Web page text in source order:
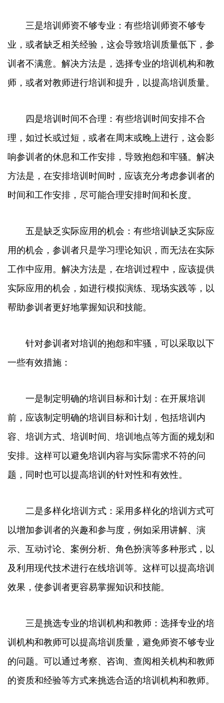
三是培训师资不够专业：有些培训师资不够专
业，或者缺乏相关经验，这会导致培训质量低下，参
训者不满意。解决方法是，选择专业的培训机构和教
师，或者对教师进行培训和提升，以提高培训质量。
四是培训时间不合理：有些培训时间安排不合
理，如过长或过短，或者在周末或晚上进行，这会影
响参训者的休息和工作安排，导致抱怨和牢骚。解决
方法是，在安排培训时间时，应该充分考虑参训者的
时间和工作安排，尽可能合理安排时间和长度。
五是缺乏实际应用的机会：有些培训缺乏实际应
用的机会，参训者只是学习理论知识，而无法在实际
工作中应用。解决方法是，在培训过程中，应该提供
实际应用的机会，如进行模拟演练、现场实践等，以
帮助参训者更好地掌握知识和技能。
针对参训者对培训的抱怨和牢骚，可以采取以下
一些有效措施：
一是制定明确的培训目标和计划：在开展培训
前，应该制定明确的培训目标和计划，包括培训内
容、培训方式、培训时间、培训地点等方面的规划和
安排。这样可以避免培训内容与实际需求不符的问
题，同时也可以提高培训的针对性和有效性。
二是多样化培训方式：采用多样化的培训方式可
以增加参训者的兴趣和参与度，例如采用讲解、演
示、互动讨论、案例分析、角色扮演等多种形式，以
及利用现代技术进行在线培训等。这样可以提高培训
效果，使参训者更容易掌握知识和技能。
三是挑选专业的培训机构和教师：选择专业的培
训机构和教师可以提高培训质量，避免师资不够专业
的问题。可以通过考察、咨询、查阅相关机构和教师
的资质和经验等方式来挑选合适的培训机构和教师。